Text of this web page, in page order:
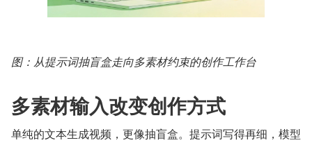
图：从提示词抽盲盒走向多素材约束的创作工作台
多素材输入改变创作方式
单纯的文本生成视频，更像抽盲盒。提示词写得再细，模型